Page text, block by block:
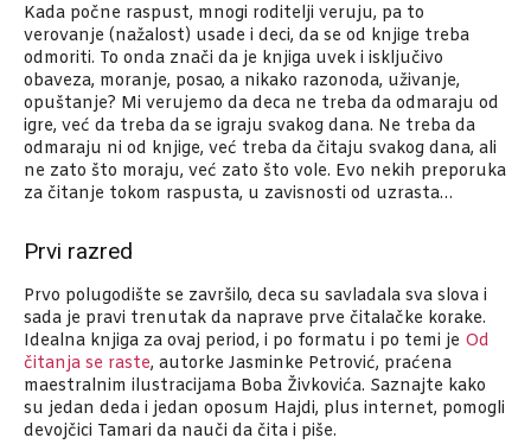
Kada počne raspust, mnogi roditelji veruju, pa to
verovanje (nažalost) usade i deci, da se od knjige treba
odmoriti. To onda znači da je knjiga uvek i isključivo
obaveza, moranje, posao, a nikako razonoda, uživanje,
opuštanje? Mi verujemo da deca ne treba da odmaraju od
igre, već da treba da se igraju svakog dana. Ne treba da
odmaraju ni od knjige, već treba da čitaju svakog dana, ali
ne zato što moraju, već zato što vole. Evo nekih preporuka
za čitanje tokom raspusta, u zavisnosti od uzrasta…
Prvi razred
Prvo polugodište se završilo, deca su savladala sva slova i
sada je pravi trenutak da naprave prve čitalačke korake.
Idealna knjiga za ovaj period, i po formatu i po temi je Od
čitanja se raste, autorke Jasminke Petrović, praćena
maestralnim ilustracijama Boba Živkovića. Saznajte kako
su jedan deda i jedan oposum Hajdi, plus internet, pomogli
devojčici Tamari da nauči da čita i piše.